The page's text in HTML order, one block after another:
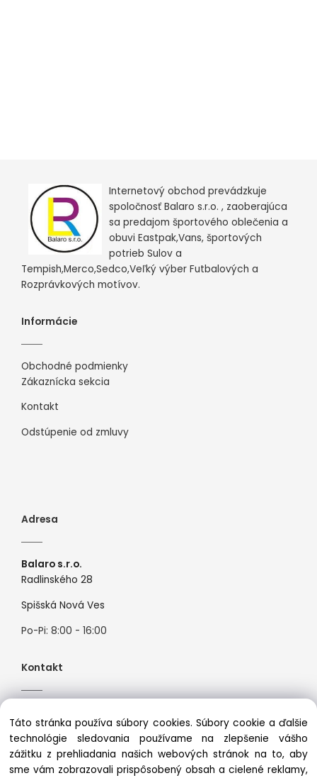
Internetový obchod prevádzkuje
spoločnosť Balaro s.r.o. , zaoberajúca
sa predajom športového oblečenia a
obuvi Eastpak,Vans, športových
potrieb Sulov a
Tempish,Merco,Sedco,Veľký výber Futbalových a
Rozprávkových motívov.
Informácie
Obchodné podmienky
Zákaznícka sekcia
Kontakt
Odstúpenie od zmluvy
Adresa
Balaro s.r.o.
Radlinského 28
Spišská Nová Ves
Po-Pi: 8:00 - 16:00
Kontakt
Mail:info@premiosport.sk
Táto stránka používa súbory cookies. Súbory cookie a ďalšie
technológie sledovania používame na zlepšenie vášho
zážitku z prehliadania našich webových stránok na to, aby
sme vám zobrazovali prispôsobený obsah a cielené reklamy,